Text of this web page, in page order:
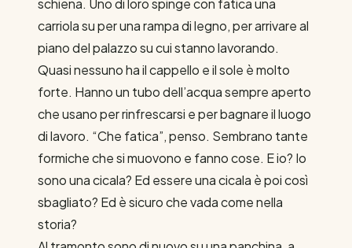
schiena. Uno di loro spinge con fatica una
carriola su per una rampa di legno, per arrivare al
piano del palazzo su cui stanno lavorando.
Quasi nessuno ha il cappello e il sole è molto
forte. Hanno un tubo dell’acqua sempre aperto
che usano per rinfrescarsi e per bagnare il luogo
di lavoro. “Che fatica”, penso. Sembrano tante
formiche che si muovono e fanno cose. E io? Io
sono una cicala? Ed essere una cicala è poi così
sbagliato? Ed è sicuro che vada come nella
storia?